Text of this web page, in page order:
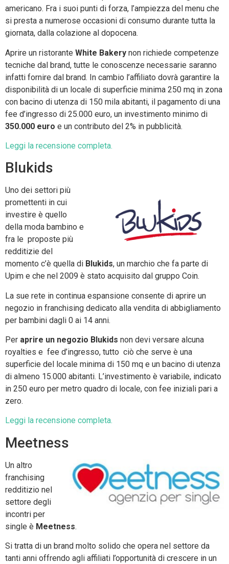
americano. Fra i suoi punti di forza, l’ampiezza del menu che
si presta a numerose occasioni di consumo durante tutta la
giornata, dalla colazione al dopocena.
Aprire un ristorante White Bakery non richiede competenze
tecniche dal brand, tutte le conoscenze necessarie saranno
infatti fornire dal brand. In cambio l’affiliato dovrà garantire la
disponibilità di un locale di superficie minima 250 mq in zona
con bacino di utenza di 150 mila abitanti, il pagamento di una
fee d’ingresso di 25.000 euro, un investimento minimo di
350.000 euro e un contributo del 2% in pubblicità.
Leggi la recensione completa.
Blukids
Uno dei settori più
promettenti in cui
investire è quello
della moda bambino e
fra le proposte più
redditizie del
momento c’è quella di Blukids, un marchio che fa parte di
Upim e che nel 2009 è stato acquisito dal gruppo Coin.
La sue rete in continua espansione consente di aprire un
negozio in franchising dedicato alla vendita di abbigliamento
per bambini dagli 0 ai 14 anni.
Per aprire un negozio Blukids non devi versare alcuna
royalties e fee d’ingresso, tutto ciò che serve è una
superficie del locale minima di 150 mq e un bacino di utenza
di almeno 15.000 abitanti. L’investimento è variabile, indicato
in 250 euro per metro quadro di locale, con fee iniziali pari a
zero.
Leggi la recensione completa.
Meetness
Un altro
franchising
redditizio nel
settore degli
incontri per
single è Meetness.
Si tratta di un brand molto solido che opera nel settore da
tanti anni offrendo agli affiliati l’opportunità di crescere in un